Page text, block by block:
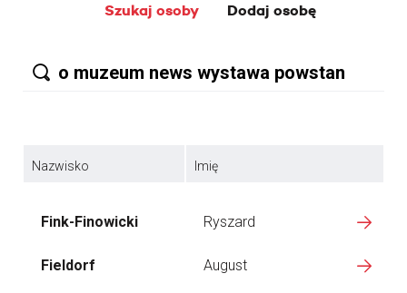
Szukaj osoby
Dodaj osobę
Nazwisko Imię
Fink-Finowicki Ryszard
Fieldorf August